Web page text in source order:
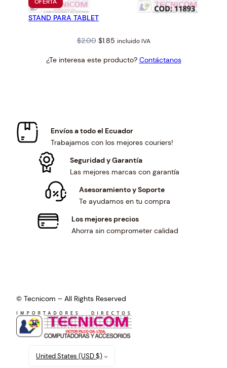
OFERTA
EN
OFERTA
STAND PARA TABLET
$2.00 Original
was:
$1.85Current
is:
incluido IVA
¿Te interesa este producto? Contáctanos
Envíos a todo el Ecuador
Trabajamos con los mejores couriers!
Seguridad y Garantía
Las mejores marcas con garantía
Asesoramiento y Soporte
Te ayudamos en tu compra
Los mejores precios
Ahorra sin comprometer calidad
© Tecnicom – All Rights Reserved
United States (USD $)